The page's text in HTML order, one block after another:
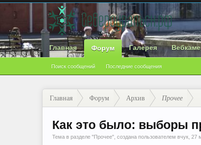
Главная Форум
Поиск сообщений Последние сообщения
Галерея
Главная Форум Архив Прочее
Как это было: выборы
Тема в разделе "Прочее", создана пользователем вчук 27